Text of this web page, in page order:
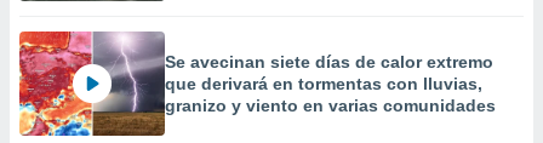
Se avecinan siete días de calor extremo
que derivará en tormentas con lluvias,
granizo y viento en varias comunidades